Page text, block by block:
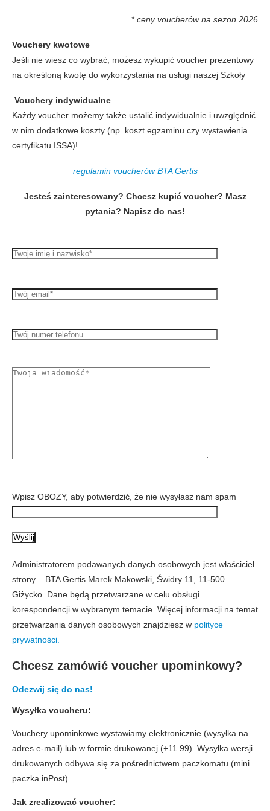
* ceny voucherów na sezon 2026
Vouchery kwotowe
Jeśli nie wiesz co wybrać, możesz wykupić voucher prezentowy
na określoną kwotę do wykorzystania na usługi naszej Szkoły
Vouchery indywidualne
Każdy voucher możemy także ustalić indywidualnie i uwzględnić
w nim dodatkowe koszty (np. koszt egzaminu czy wystawienia
certyfikatu ISSA)!
regulamin voucherów BTA Gertis
Jesteś zainteresowany? Chcesz kupić voucher? Masz
pytania? Napisz do nas!
Wpisz OBOZY, aby potwierdzić, że nie wysyłasz nam spam
Administratorem podawanych danych osobowych jest właściciel
strony – BTA Gertis Marek Makowski, Świdry 11, 11-500
Giżycko. Dane będą przetwarzane w celu obsługi
korespondencji w wybranym temacie. Więcej informacji na temat
przetwarzania danych osobowych znajdziesz w polityce
prywatności.
Chcesz zamówić voucher upominkowy?
Odezwij się do nas!
Wysyłka voucheru:
Vouchery upominkowe wystawiamy elektronicznie (wysyłka na
adres e-mail) lub w formie drukowanej (+11.99). Wysyłka wersji
drukowanych odbywa się za pośrednictwem paczkomatu (mini
paczka inPost).
Jak zrealizować voucher:
Wybierz, jakie dane mogą być wykorzystywane
przez stronę w celu poprawnego działania,
analityki i personalizacji treści.
Podstawowe funkcje strony
Niezbędne dane wymagane do
poprawnego działania strony